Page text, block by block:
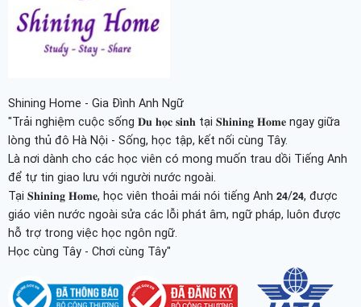
Shining Home - Gia Đình Anh Ngữ
"Trải nghiệm cuộc sống 𝐃𝐮 𝐡𝐨̣𝐜 𝐬𝐢𝐧𝐡 tại 𝐒𝐡𝐢𝐧𝐢𝐧𝐠 𝐇𝐨𝐦𝐞 ngay giữa
lòng thủ đô Hà Nội - Sống, học tập, kết nối cùng Tây.
Là nơi dành cho các học viên có mong muốn trau dồi Tiếng Anh
để tự tin giao lưu với người nước ngoài.
Tại 𝐒𝐡𝐢𝐧𝐢𝐧𝐠 𝐇𝐨𝐦𝐞, học viên thoải mái nói tiếng Anh 𝟮𝟰/𝟮𝟰, được
giáo viên nước ngoài sửa các lỗi phát âm, ngữ pháp, luôn được
hỗ trợ trong việc học ngôn ngữ.
Học cùng Tây - Chơi cùng Tây"